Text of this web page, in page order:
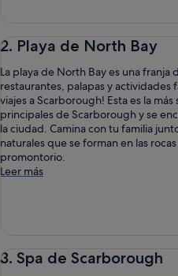
2. Playa de North Bay
La playa de North Bay es una
restaurantes, palapas y actividades
viajes a Scarborough! Esta es la
principales de Scarborough y se
la ciudad. Camina con tu familia
naturales que se forman en las
promontorio.
Leer más
3. Spa de Scarborough